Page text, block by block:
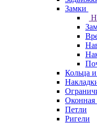
Замки
Кольца
Оконная
Петли
Ригели